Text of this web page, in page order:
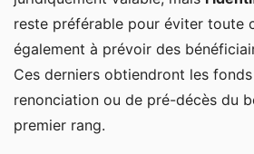
reste préférable pour éviter toute
également à prévoir des
Ces derniers obtiendront les
renonciation ou de pré-décès du
premier rang.